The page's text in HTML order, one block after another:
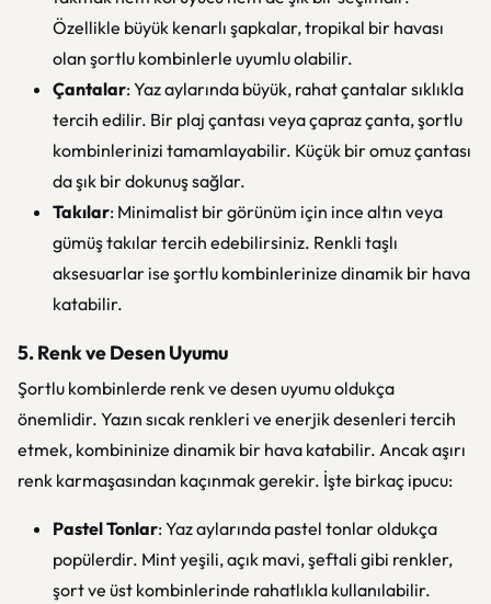
Özellikle büyük kenarlı şapkalar, tropikal bir havası
olan şortlu kombinlerle uyumlu olabilir.
Çantalar: Yaz aylarında büyük, rahat çantalar sıklıkla
tercih edilir. Bir plaj çantası veya çapraz çanta, şortlu
kombinlerinizi tamamlayabilir. Küçük bir omuz çantası
da şık bir dokunuş sağlar.
Takılar: Minimalist bir görünüm için ince altın veya
gümüş takılar tercih edebilirsiniz. Renkli taşlı
aksesuarlar ise şortlu kombinlerinize dinamik bir hava
katabilir.
5. Renk ve Desen Uyumu
Şortlu kombinlerde renk ve desen uyumu oldukça
önemlidir. Yazın sıcak renkleri ve enerjik desenleri tercih
etmek, kombininize dinamik bir hava katabilir. Ancak aşırı
renk karmaşasından kaçınmak gerekir. İşte birkaç ipucu:
Pastel Tonlar: Yaz aylarında pastel tonlar oldukça
popülerdir. Mint yeşili, açık mavi, şeftali gibi renkler,
şort ve üst kombinlerinde rahatlıkla kullanılabilir.